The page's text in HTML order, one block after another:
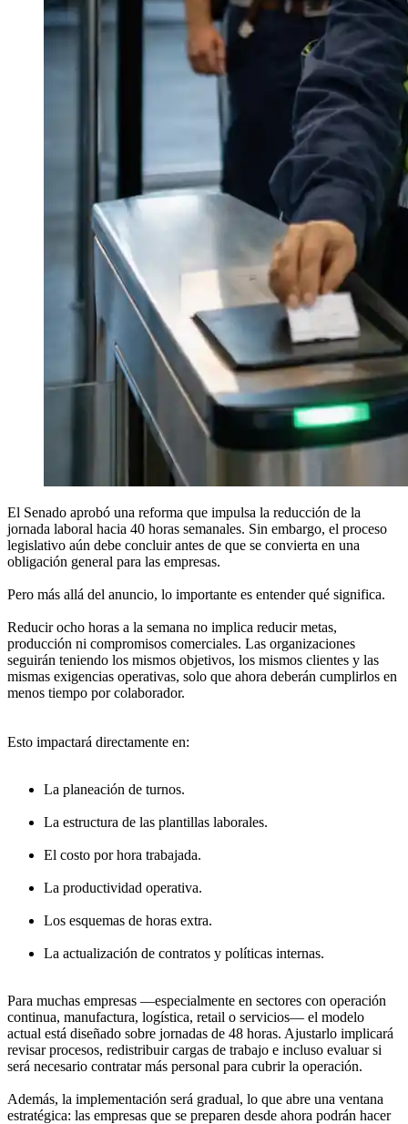
El Senado aprobó una reforma que impulsa la reducción de la
jornada laboral hacia 40 horas semanales. Sin embargo, el proceso
legislativo aún debe concluir antes de que se convierta en una
obligación general para las empresas.
Pero más allá del anuncio, lo importante es entender qué significa.
Reducir ocho horas a la semana no implica reducir metas,
producción ni compromisos comerciales. Las organizaciones
seguirán teniendo los mismos objetivos, los mismos clientes y las
mismas exigencias operativas, solo que ahora deberán cumplirlos en
menos tiempo por colaborador.
Esto impactará directamente en:
La planeación de turnos.
La estructura de las plantillas laborales.
El costo por hora trabajada.
La productividad operativa.
Los esquemas de horas extra.
La actualización de contratos y políticas internas.
Para muchas empresas —especialmente en sectores con operación
continua, manufactura, logística, retail o servicios— el modelo
actual está diseñado sobre jornadas de 48 horas. Ajustarlo implicará
revisar procesos, redistribuir cargas de trabajo e incluso evaluar si
será necesario contratar más personal para cubrir la operación.
Además, la implementación será gradual, lo que abre una ventana
estratégica: las empresas que se preparen desde ahora podrán hacer